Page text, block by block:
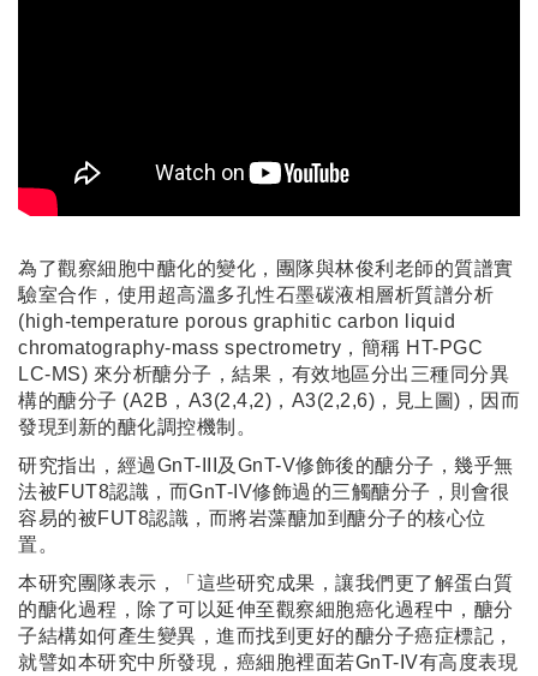
為了觀察細胞中醣化的變化，團隊與林俊利老師的質譜實
驗室合作，使用超高溫多孔性石墨碳液相層析質譜分析
(high-temperature porous graphitic carbon liquid
chromatography-mass spectrometry，簡稱 HT-PGC
LC-MS) 來分析醣分子，結果，有效地區分出三種同分異
構的醣分子 (A2B，A3(2,4,2)，A3(2,2,6)，見上圖)，因而
發現到新的醣化調控機制。
研究指出，經過GnT-III及GnT-V修飾後的醣分子，幾乎無
法被FUT8認識，而GnT-IV修飾過的三觸醣分子，則會很
容易的被FUT8認識，而將岩藻醣加到醣分子的核心位
置。
本研究團隊表示，「這些研究成果，讓我們更了解蛋白質
的醣化過程，除了可以延伸至觀察細胞癌化過程中，醣分
子結構如何產生變異，進而找到更好的醣分子癌症標記，
就譬如本研究中所發現，癌細胞裡面若GnT-IV有高度表現